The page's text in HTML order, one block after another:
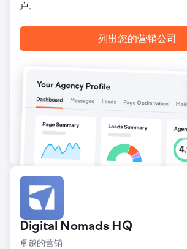
户。
列出您的营销公司
Digital Nomads HQ
卓越的营销